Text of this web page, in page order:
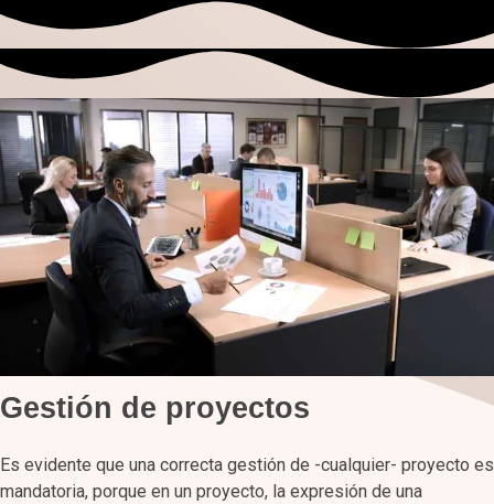
Gestión de proyectos
Es evidente que una correcta gestión de -cualquier- proyecto es
mandatoria, porque en un proyecto, la expresión de una